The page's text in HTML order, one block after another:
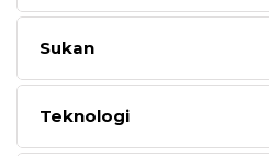
Sukan
Teknologi